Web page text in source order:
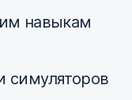
навыкам